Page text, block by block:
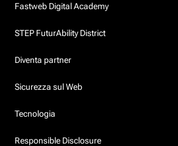
Fastweb Digital Academy
STEP FuturAbility District
Diventa partner
Sicurezza sul Web
Tecnologia
Responsible Disclosure